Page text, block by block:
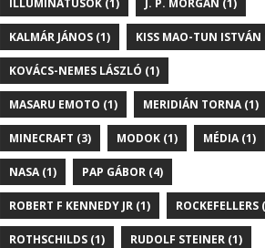
KALMÁR JÁNOS (1) KISS MAO-TUN ISTVÁN
KOVÁCS-NEMES LÁSZLÓ (1)
MASARU EMOTO (1) MERIDIÁN TORNA (1)
MINECRAFT (3) MODOK (1) MÉDIA (1)
NASA (1) PAP GÁBOR (4)
ROBERT F KENNEDY JR (1) ROCKEFELLERS
ROTHSCHILDS (1) RUDOLF STEINER (1)